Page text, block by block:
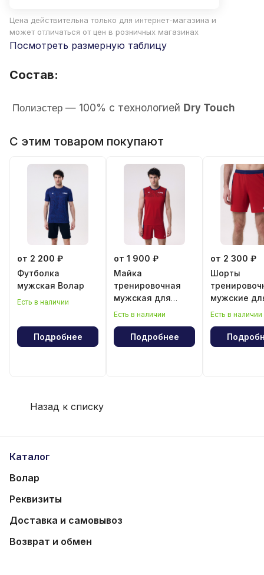
Цена действительна только для интернет-магазина и
может отличаться от цен в розничных магазинах
Посмотреть размерную таблицу
Состав:
Полиэстер — 100% с технологией Dry Touch
С этим товаром покупают
от 2 200 ₽
Футболка
мужская Волар
Есть в наличии
Подробнее
от 1 900 ₽
Майка
тренировочная
мужская для
классического
Есть в наличии
Подробнее
от 2 300 ₽
Шорты
мужские
Есть в наличии
Назад к списку
Каталог
Волар
Реквизиты
Доставка и самовывоз
Возврат и обмен